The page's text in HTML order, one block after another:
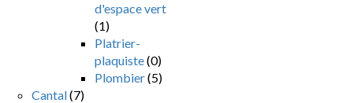
d'espace vert
(1)
Platrier-
plaquiste(0)
Plombier(5)
Cantal(7)